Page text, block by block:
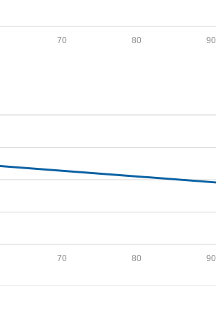
90
80
70
90
80
70